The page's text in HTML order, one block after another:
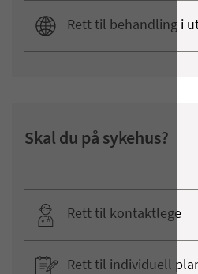
Rett til behandling i
Skal du på sykehus?
Rett til kontaktlege
Rett til individuell